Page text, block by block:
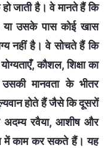
जाती है। वे मानते हैं कि
या उसके पास कोई खास
नहीं है। वे सोचते हैं कि
कौशल, शिक्षा का
मानवता के भीतर
होते हैं जैसे कि दूसरों
रवैया, आशीष और
में काम कर सकते हैं। यह